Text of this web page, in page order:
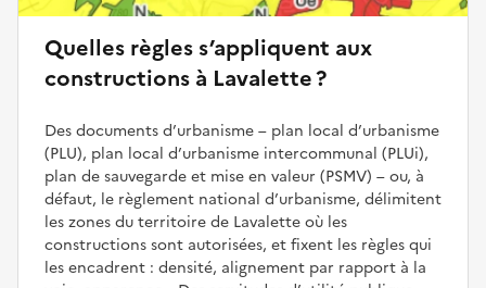
Quelles règles s’appliquent aux
constructions à Lavalette ?
Des documents d’urbanisme – plan local d’urbanisme
(PLU), plan local d’urbanisme intercommunal (PLUi),
plan de sauvegarde et mise en valeur (PSMV) – ou, à
défaut, le règlement national d’urbanisme, délimitent
les zones du territoire de Lavalette où les
constructions sont autorisées, et fixent les règles qui
les encadrent : densité, alignement par rapport à la